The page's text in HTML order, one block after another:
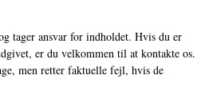
tager ansvar for indholdet. Hvis du er
er du velkommen til at kontakte os.
men retter faktuelle fejl, hvis de